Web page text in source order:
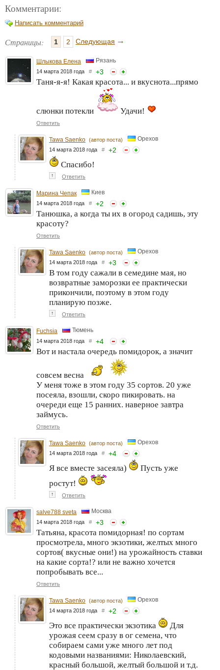
Комментарии:
Написать комментарий
Страницы: 1 2 Следующая →
Шлыкова Елена Рязань
14 марта 2018 года # +3
Таня-я-я! Какая красота... и вкуснота...прямо
слюнки потекли Удачи!
Ответить
Tawa Saenko (автор поста) Орехов
14 марта 2018 года # +2
Спасибо!
↑ Ответить
Марина Чепак Киев
14 марта 2018 года # +2
Танюшка, а когда ты их в огород садишь, эту
красоту?
Ответить
Tawa Saenko (автор поста) Орехов
14 марта 2018 года # +3
В том году сажали в семедине мая, но
возвратные заморозки ее практически
прикончили, поэтому в этом году
планирую позже.
↑ Ответить
Fuchsia Тюмень
14 марта 2018 года # +4
Вот и настала очередь помидорок, а значит
совсем весна
У меня тоже в этом году 35 сортов. 20 уже
посеяла, взошли, скоро пикировать. на
очереди еще 15 ранних. наверное завтра
займусь.
Ответить
Tawa Saenko (автор поста) Орехов
14 марта 2018 года # +4
Я все вместе засеяла)
Пусть уже
ростут!
↑ Ответить
salve788 sveta Москва
14 марта 2018 года # +3
Татьяна, красота помидорная! по сортам
просмотрела, много экзотики, желтых много
сортов( вкусные они!) на урожайность ставки
на какие сорта!? или не важно хочется
попробывать все...
Ответить
Tawa Saenko (автор поста) Орехов
14 марта 2018 года # +2
Это все практически экзотика
Для
урожая сеем сразу в ог семена, что
собираем сами уже много лет под
кодовыми названиями: Николаевский,
красный большой, желтый большой и т.д.